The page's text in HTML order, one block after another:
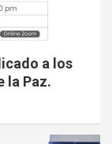
a los
la Paz.